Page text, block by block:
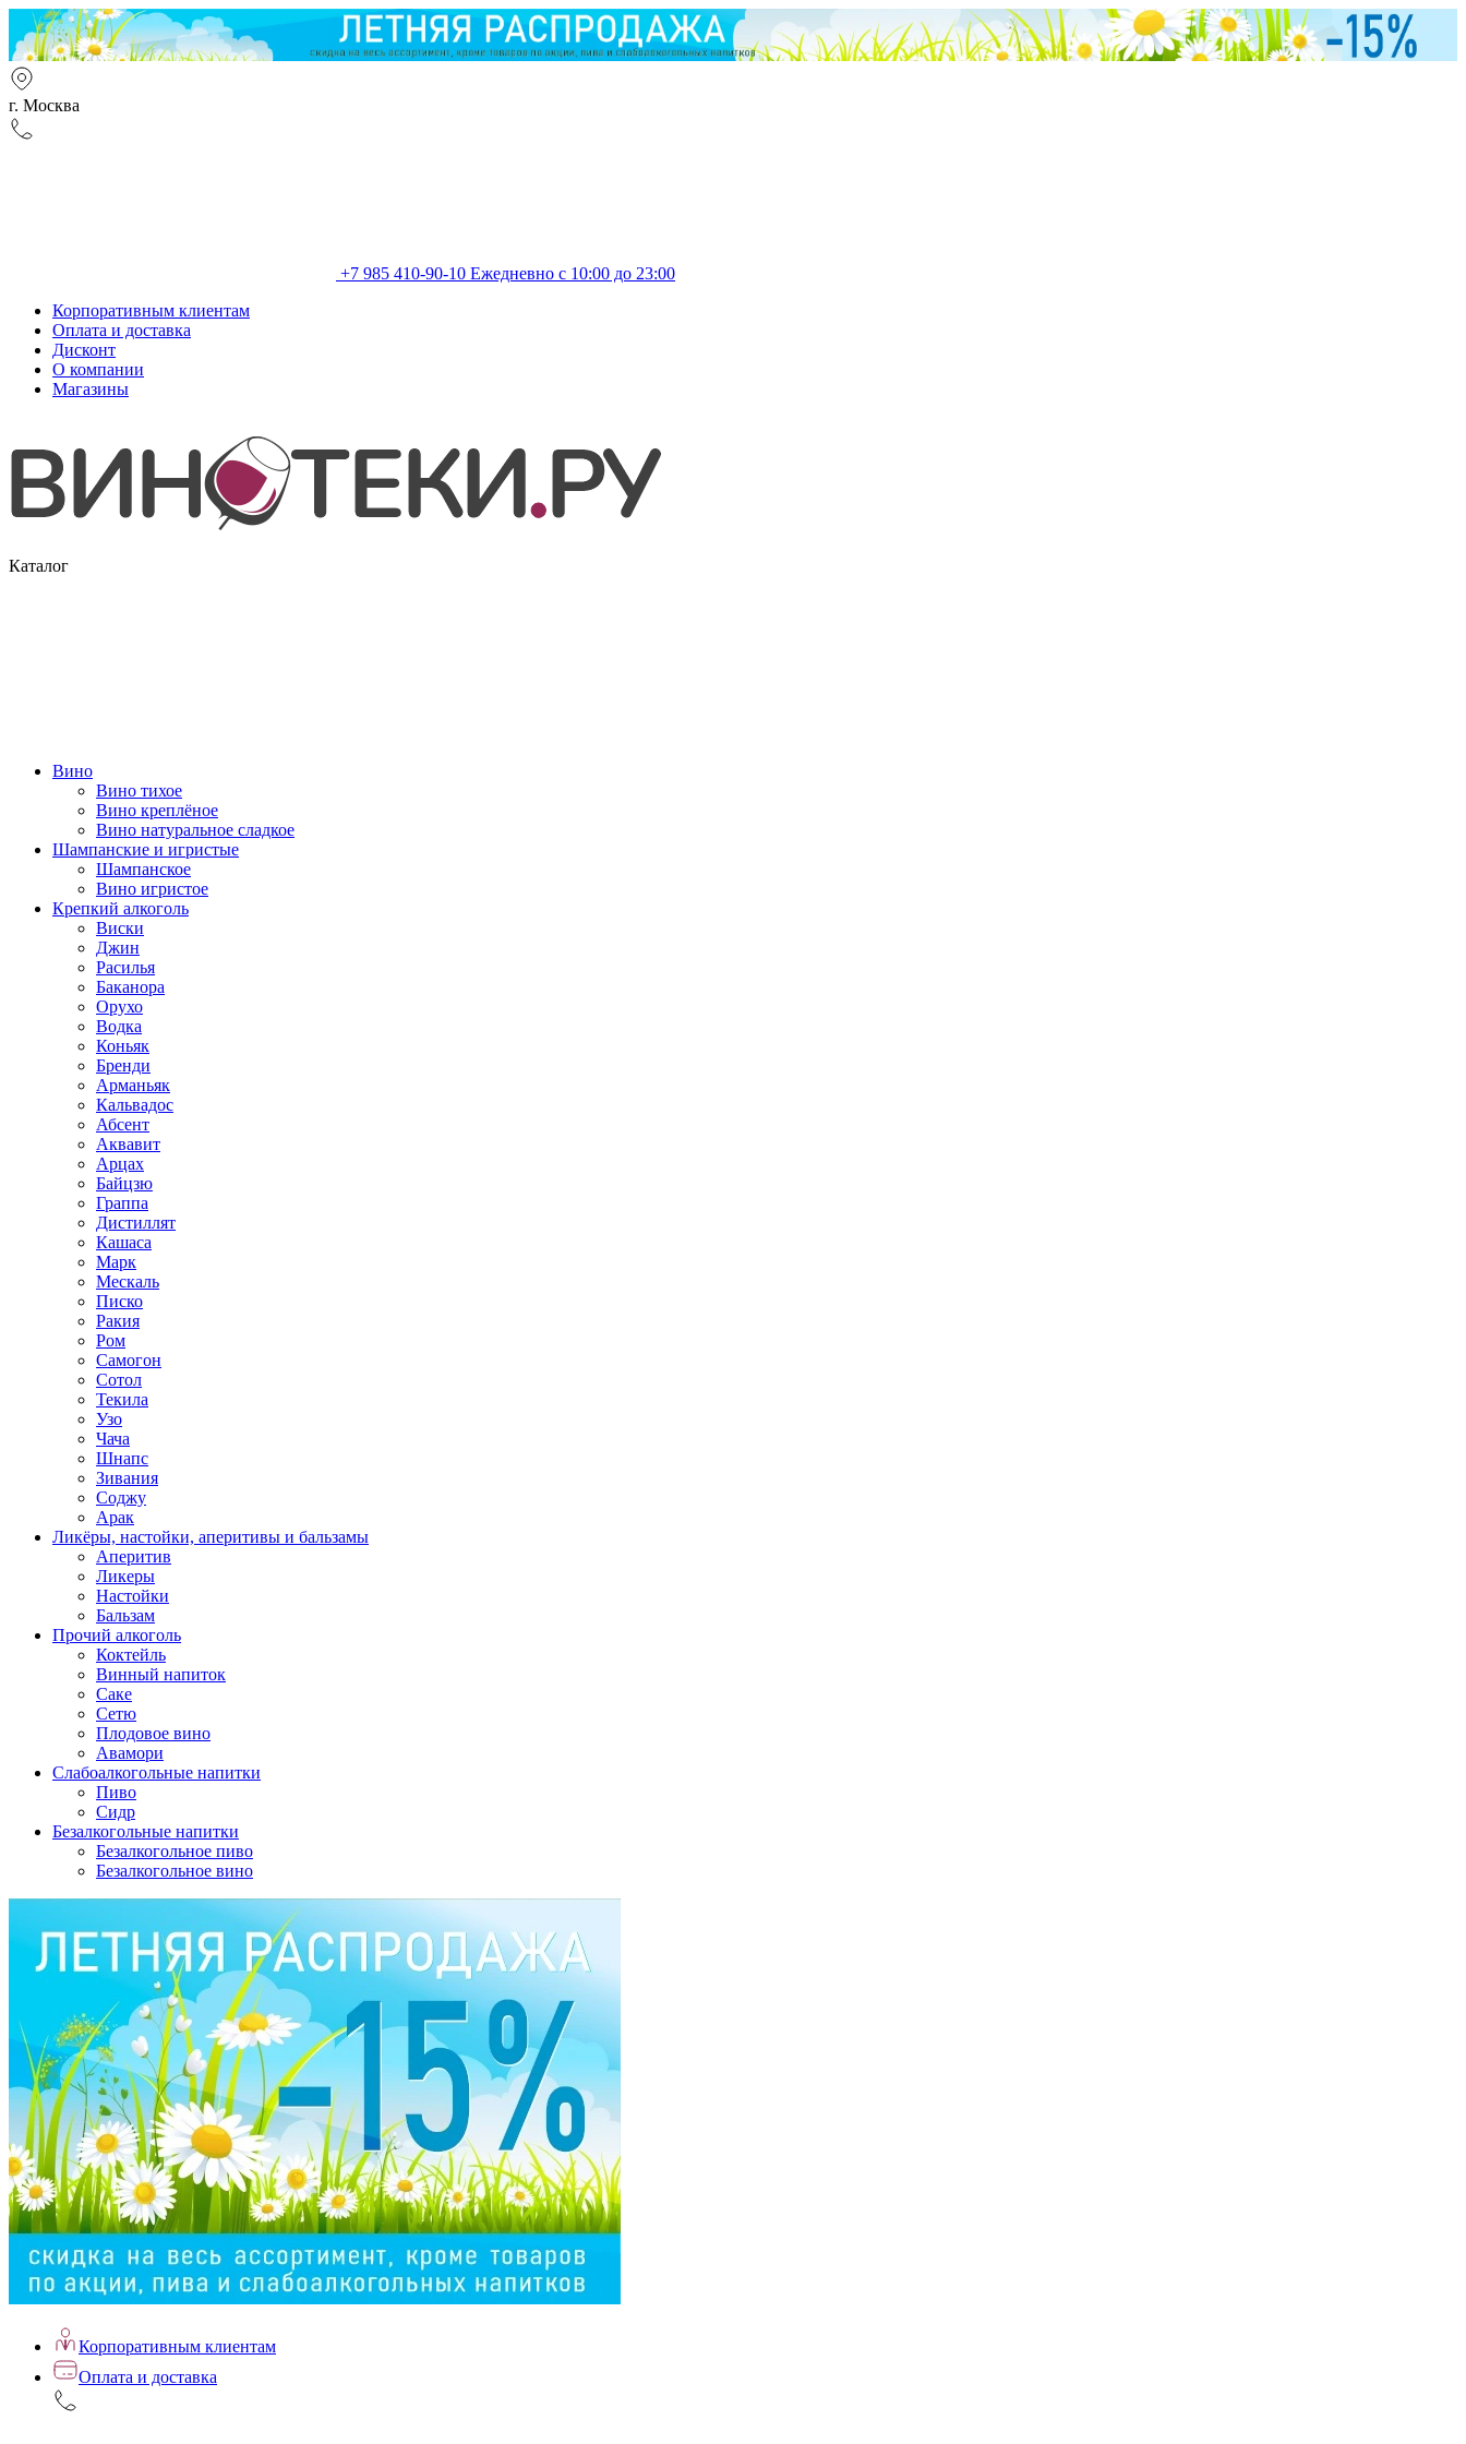
г. Москва
+7 985 410-90-10 Ежедневно с 10:00 до 23:00
Корпоративным клиентам
Оплата и доставка
Дисконт
О компании
Магазины
Каталог
Вино
Вино тихое
Вино креплёное
Вино натуральное сладкое
Шампанские и игристые
Шампанское
Вино игристое
Крепкий алкоголь
Виски
Джин
Расилья
Баканора
Орухо
Водка
Коньяк
Бренди
Арманьяк
Кальвадос
Абсент
Аквавит
Арцах
Байцзю
Граппа
Дистиллят
Кашаса
Марк
Мескаль
Писко
Ракия
Ром
Самогон
Сотол
Текила
Узо
Чача
Шнапс
Зивания
Соджу
Арак
Ликёры, настойки, аперитивы и бальзамы
Аперитив
Ликеры
Настойки
Бальзам
Прочий алкоголь
Коктейль
Винный напиток
Саке
Сетю
Плодовое вино
Авамори
Слабоалкогольные напитки
Пиво
Сидр
Безалкогольные напитки
Безалкогольное пиво
Безалкогольное вино
Корпоративным клиентам
Оплата и доставка